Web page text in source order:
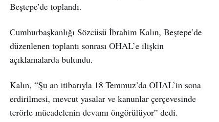
Beştepe’de toplandı.
Cumhurbaşkanlığı Sözcüsü İbrahim Kalın, Beştepe’de
düzenlenen toplantı sonrası OHAL’e ilişkin
açıklamalarda bulundu.
Kalın, “Şu an itibarıyla 18 Temmuz’da OHAL’in sona
erdirilmesi, mevcut yasalar ve kanunlar çerçevesinde
terörle mücadelenin devamı öngörülüyor” dedi.